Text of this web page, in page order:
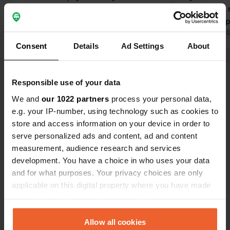
Consent Details Ad Settings About
Responsible use of your data
We and our 1022 partners process your personal data,
e.g. your IP-number, using technology such as cookies to
store and access information on your device in order to
serve personalized ads and content, ad and content
measurement, audience research and services
development. You have a choice in who uses your data
and for what purposes. Your privacy choices are only
applicable on this digital property where you have made
any time from the Cookie Declaration or by clicking on
the Privacy trigger icon.Allow all cookies
zijn erg
onze 7,5m
zijn te
Bovendien
bomen
Vertaald door
Ben jij hier geweest?
Contact